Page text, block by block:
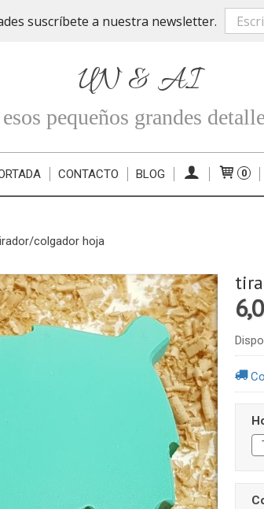
suscríbete a nuestra newsletter.
UN & AI
esos pequeños grandes
CONTACTO BLOG 0
colgador hoja